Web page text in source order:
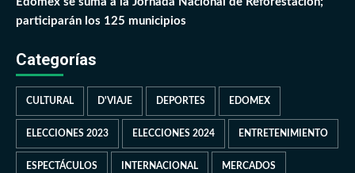
participarán los 125 municipios
Categorías
CULTURAL D'VIAJE DEPORTES EDOMEX
ELECCIONES 2023 ELECCIONES 2024 ENTRETENIMIENTO
ESPECTÁCULOS INTERNACIONAL MERCADOS